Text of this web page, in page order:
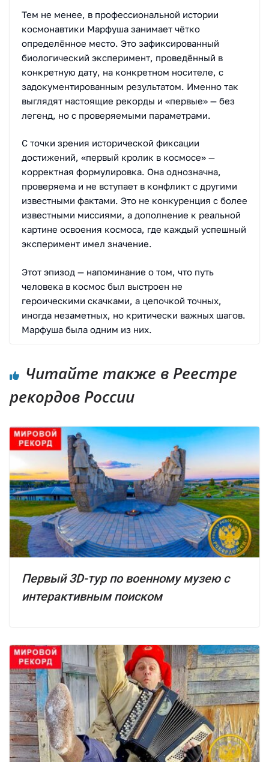
Тем не менее, в профессиональной истории
космонавтики Марфуша занимает чётко
определённое место. Это зафиксированный
биологический эксперимент, проведённый в
конкретную дату, на конкретном носителе, с
задокументированным результатом. Именно так
выглядят настоящие рекорды и «первые» — без
легенд, но с проверяемыми параметрами.
С точки зрения исторической фиксации
достижений, «первый кролик в космосе» —
корректная формулировка. Она однозначна,
проверяема и не вступает в конфликт с другими
известными фактами. Это не конкуренция с более
известными миссиями, а дополнение к реальной
картине освоения космоса, где каждый успешный
эксперимент имел значение.
Этот эпизод — напоминание о том, что путь
человека в космос был выстроен не
героическими скачками, а цепочкой точных,
иногда незаметных, но критически важных шагов.
Марфуша была одним из них.
Читайте также в Реестре
рекордов России
Первый 3D-тур по военному музею с
интерактивным поиском